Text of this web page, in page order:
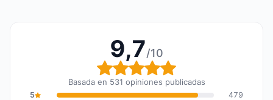
9,7/10
Calificación global: 9,7
Basada en 531 opiniones publicadas
5
479